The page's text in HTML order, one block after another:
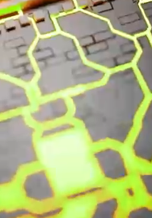
מאמן פרטי